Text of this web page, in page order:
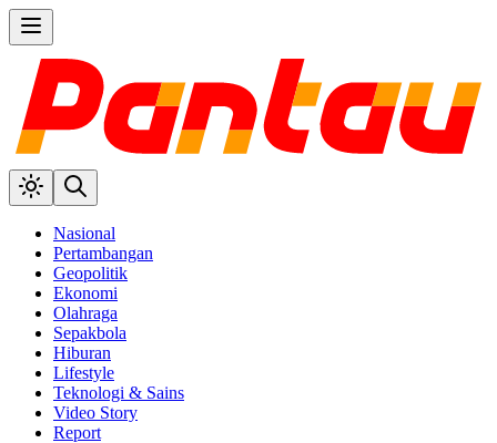
Nasional
Pertambangan
Geopolitik
Ekonomi
Olahraga
Sepakbola
Hiburan
Lifestyle
Teknologi & Sains
Video Story
Report